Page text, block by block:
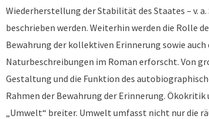
Wiederherstellung der Stabilität des Staates – v. a.
beschrieben werden. Weiterhin werden die Rolle
Bewahrung der kollektiven Erinnerung sowie auch
Naturbeschreibungen im Roman erforscht. Von
Gestaltung und die Funktion des
Rahmen der Bewahrung der Erinnerung.
„Umwelt“ breiter. Umwelt umfasst nicht nur die